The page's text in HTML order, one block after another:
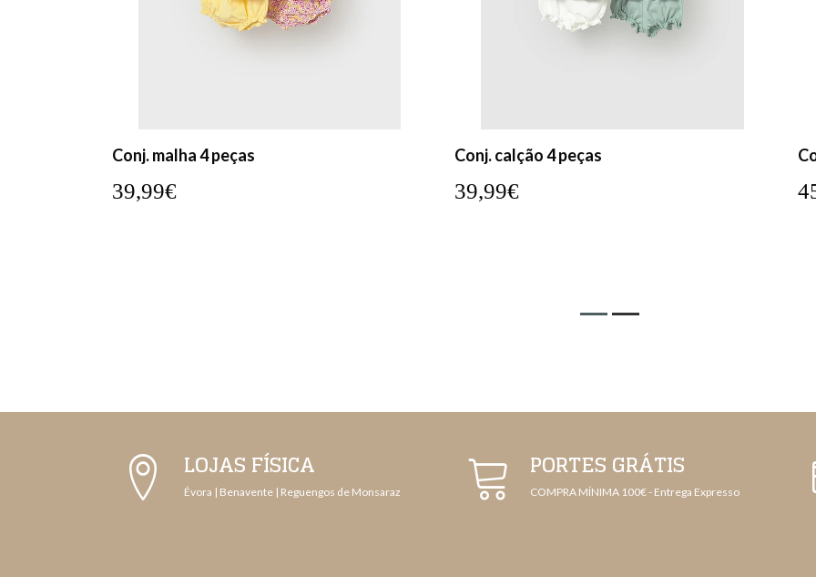
Conj. malha 4 peças
39,99€
Conj. calção 4 peças
39,99€
LOJAS FÍSICA
Évora | Benavente | Reguengos de Monsaraz
PORTES GRÁTIS
COMPRA MÍNIMA 100€ - Entrega Expresso